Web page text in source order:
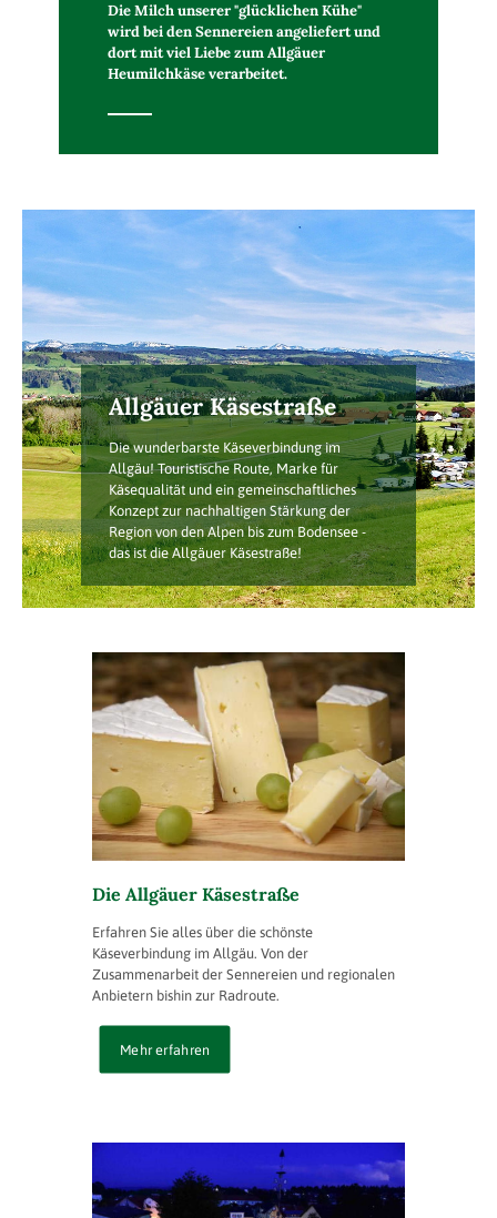
Die Milch unserer "glücklichen Kühe"
wird bei den Sennereien angeliefert und
dort mit viel Liebe zum Allgäuer
Heumilchkäse verarbeitet.
Allgäuer Käsestraße
Die wunderbarste Käseverbindung im
Allgäu! Touristische Route, Marke für
Käsequalität und ein gemeinschaftliches
Konzept zur nachhaltigen Stärkung der
Region von den Alpen bis zum Bodensee -
das ist die Allgäuer Käsestraße!
Die Allgäuer Käsestraße
Erfahren Sie alles über die schönste
Käseverbindung im Allgäu. Von der
Zusammenarbeit der Sennereien und regionalen
Anbietern bishin zur Radroute.
Mehr erfahren